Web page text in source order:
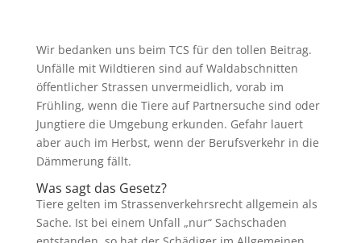
Wir bedanken uns beim TCS für den tollen Beitrag.
Unfälle mit Wildtieren sind auf Waldabschnitten
öffentlicher Strassen unvermeidlich, vorab im
Frühling, wenn die Tiere auf Partnersuche sind oder
Jungtiere die Umgebung erkunden. Gefahr lauert
aber auch im Herbst, wenn der Berufsverkehr in die
Dämmerung fällt.
Was sagt das Gesetz?
Tiere gelten im Strassenverkehrsrecht allgemein als
Sache. Ist bei einem Unfall „nur“ Sachschaden